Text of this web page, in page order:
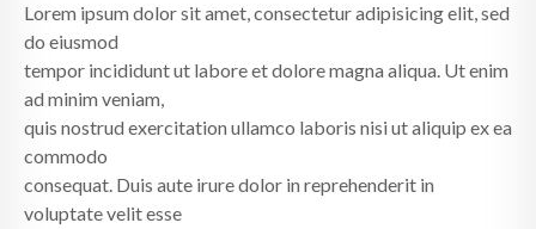
Lorem ipsum dolor sit amet, consectetur adipisicing elit, sed
do eiusmod
tempor incididunt ut labore et dolore magna aliqua. Ut enim
ad minim veniam,
quis nostrud exercitation ullamco laboris nisi ut aliquip ex ea
commodo
consequat. Duis aute irure dolor in reprehenderit in
voluptate velit esse